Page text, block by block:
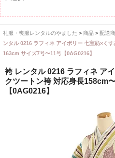
ホーム
全 国 配 送
受取り場所が選べます
礼服・喪服レンタルのやました > 商品> 配送
ンタル 0216 ラフィネ アイボリー 七宝紡×く
163cm サイズ7号〜11号【0AG0216】
袴 レンタル 0216 ラフィネ ア
クツートン袴 対応身長158cm
【0AG0216】